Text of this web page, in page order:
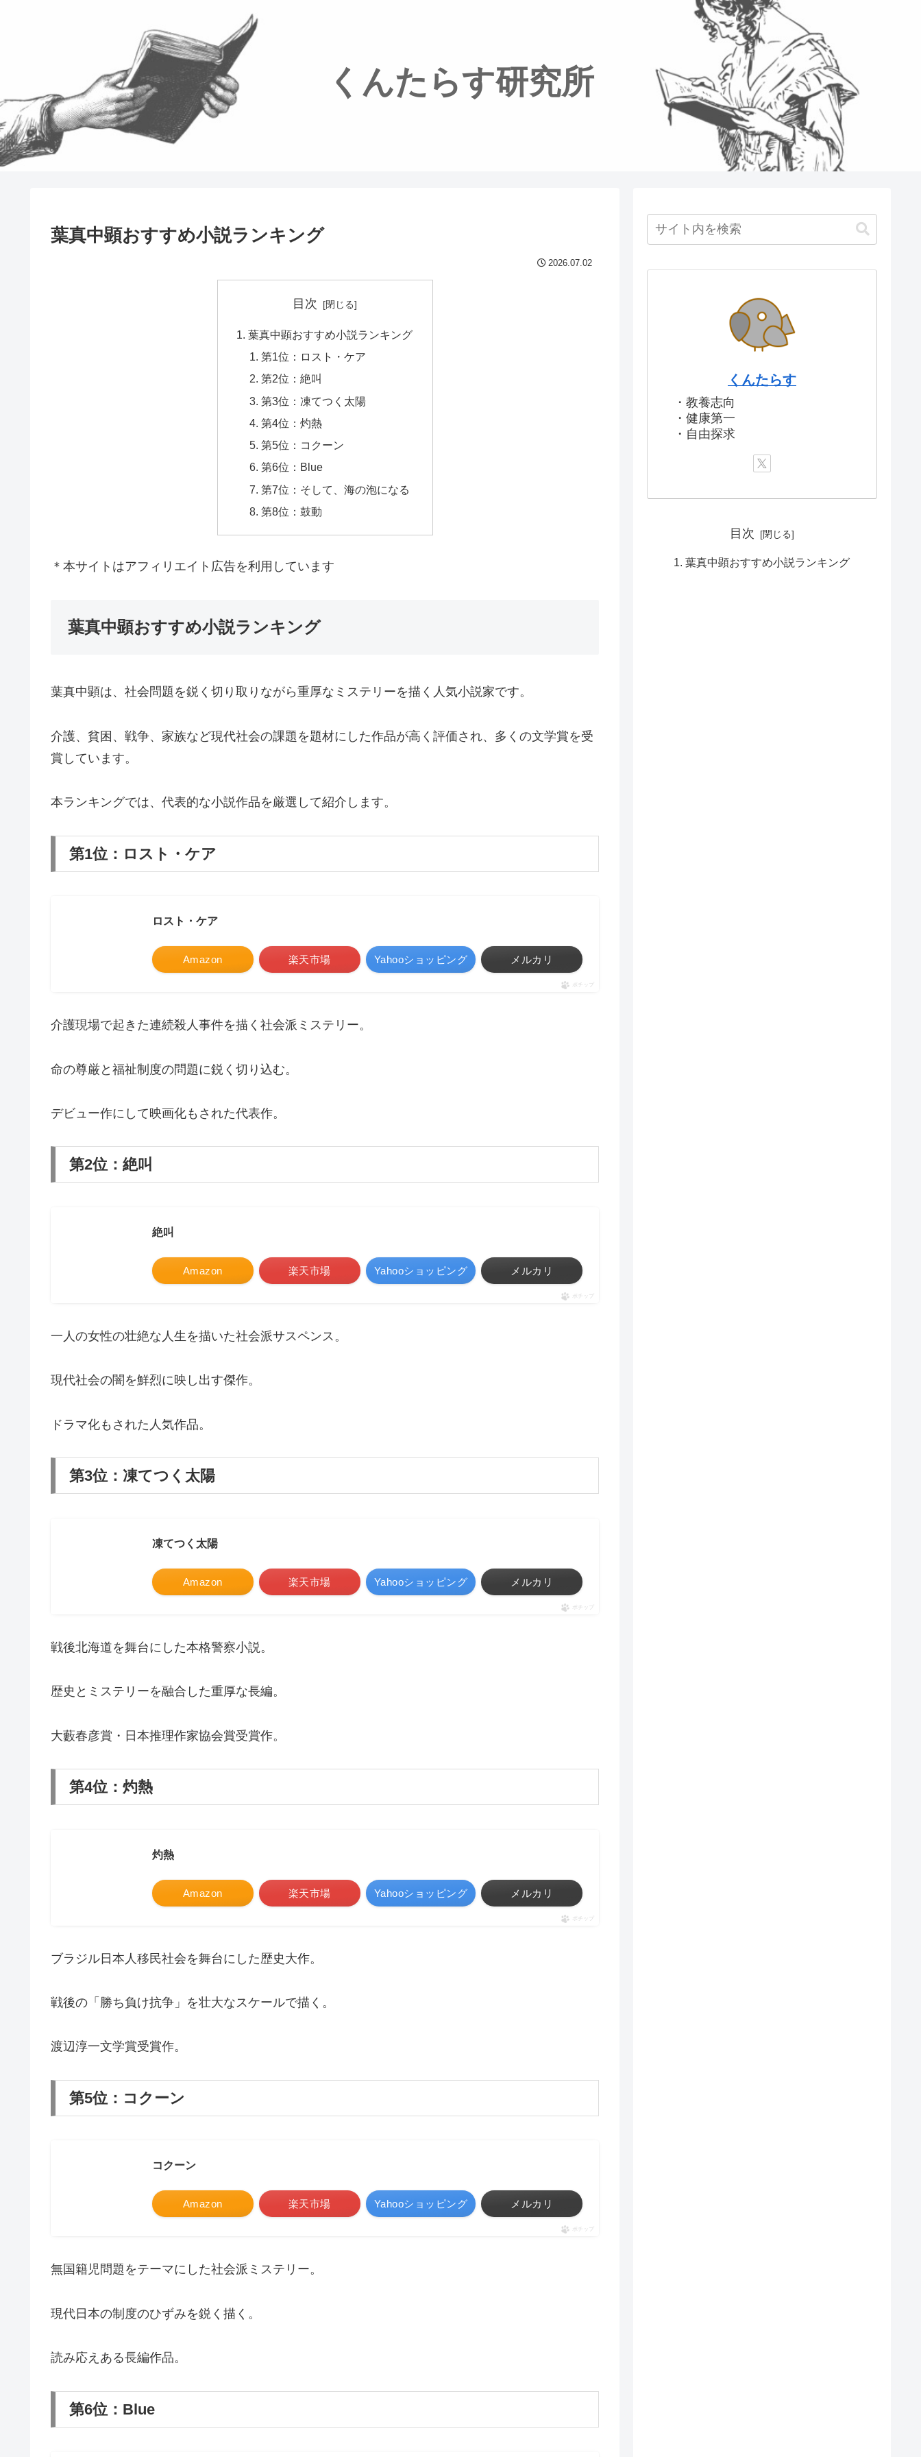
くんたらす研究所
葉真中顕おすすめ小説ランキング
2026.07.02
目次
葉真中顕おすすめ小説ランキング
第1位：ロスト・ケア
第2位：絶叫
第3位：凍てつく太陽
第4位：灼熱
第5位：コクーン
第6位：Blue
第7位：そして、海の泡になる
第8位：鼓動
＊本サイトはアフィリエイト広告を利用しています
葉真中顕おすすめ小説ランキング
葉真中顕は、社会問題を鋭く切り取りながら重厚なミステリーを描く人気小説家です。
介護、貧困、戦争、家族など現代社会の課題を題材にした作品が高く評価され、多くの文学賞を受
賞しています。
本ランキングでは、代表的な小説作品を厳選して紹介します。
第1位：ロスト・ケア
ロスト・ケア
Amazon 楽天市場 Yahooショッピング メルカリ
ポチップ
介護現場で起きた連続殺人事件を描く社会派ミステリー。
命の尊厳と福祉制度の問題に鋭く切り込む。
デビュー作にして映画化もされた代表作。
第2位：絶叫
絶叫
Amazon 楽天市場 Yahooショッピング メルカリ
ポチップ
一人の女性の壮絶な人生を描いた社会派サスペンス。
現代社会の闇を鮮烈に映し出す傑作。
ドラマ化もされた人気作品。
第3位：凍てつく太陽
凍てつく太陽
Amazon 楽天市場 Yahooショッピング メルカリ
ポチップ
戦後北海道を舞台にした本格警察小説。
歴史とミステリーを融合した重厚な長編。
大藪春彦賞・日本推理作家協会賞受賞作。
第4位：灼熱
灼熱
Amazon 楽天市場 Yahooショッピング メルカリ
ポチップ
ブラジル日本人移民社会を舞台にした歴史大作。
戦後の「勝ち負け抗争」を壮大なスケールで描く。
渡辺淳一文学賞受賞作。
第5位：コクーン
コクーン
Amazon 楽天市場 Yahooショッピング メルカリ
ポチップ
無国籍児問題をテーマにした社会派ミステリー。
現代日本の制度のひずみを鋭く描く。
読み応えある長編作品。
第6位：Blue
くんたらす
・教養志向
・健康第一
・自由探求
目次
葉真中顕おすすめ小説ランキング